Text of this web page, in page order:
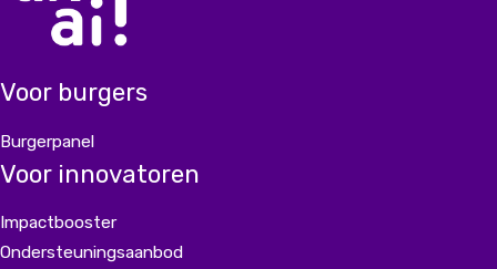
Voor burgers
Burgerpanel
Voor innovatoren
Impactbooster
Ondersteuningsaanbod